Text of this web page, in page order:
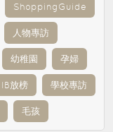
ShoppingGuide
人物專訪
幼稚園 孕婦
IB放榜 學校專訪
毛孩